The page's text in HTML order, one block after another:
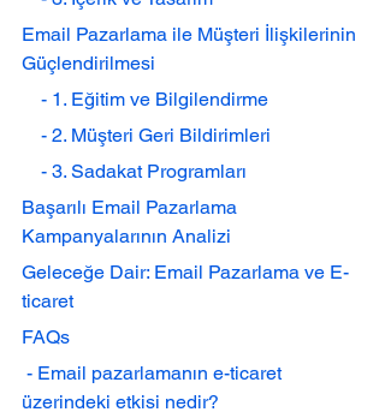
Email Pazarlama ile Müşteri İlişkilerinin
Güçlendirilmesi
    - 1. Eğitim ve Bilgilendirme
    - 2. Müşteri Geri Bildirimleri
    - 3. Sadakat Programları
Başarılı Email Pazarlama
Kampanyalarının Analizi
Geleceğe Dair: Email Pazarlama ve E-
ticaret
FAQs
üzerindeki etkisi nedir?